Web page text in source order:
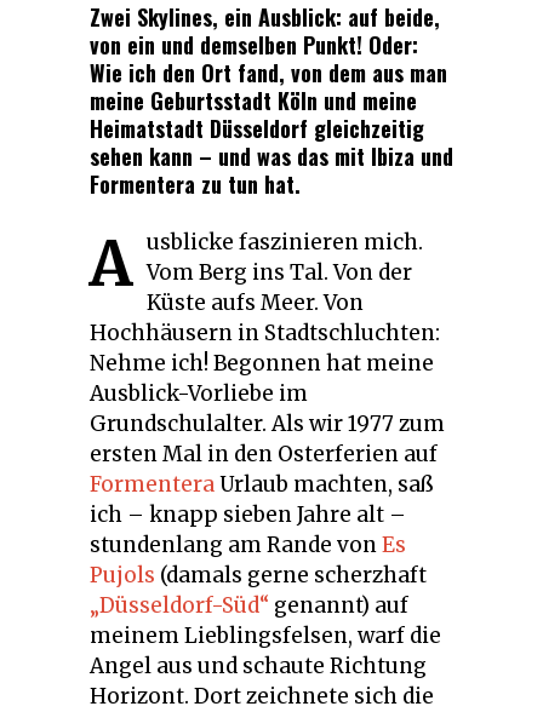
Zwei Skylines, ein Ausblick: auf beide,
von ein und demselben Punkt! Oder:
Wie ich den Ort fand, von dem aus man
meine Geburtsstadt Köln und meine
Heimatstadt Düsseldorf gleichzeitig
sehen kann – und was das mit Ibiza und
Formentera zu tun hat.
A usblicke faszinieren mich.
Vom Berg ins Tal. Von der
Küste aufs Meer. Von
Hochhäusern in Stadtschluchten:
Nehme ich! Begonnen hat meine
Ausblick-Vorliebe im
Grundschulalter. Als wir 1977 zum
ersten Mal in den Osterferien auf
FormenteraUrlaub machten, saß
ich – knapp sieben Jahre alt –
stundenlang am Rande vonEs
Pujols (damals gerne scherzhaft
„Düsseldorf-Süd“ genannt) auf
meinem Lieblingsfelsen, warf die
Angel aus und schaute Richtung
Horizont. Dort zeichnete sich die